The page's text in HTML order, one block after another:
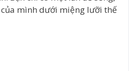
mình dưới miệng lưỡi thế